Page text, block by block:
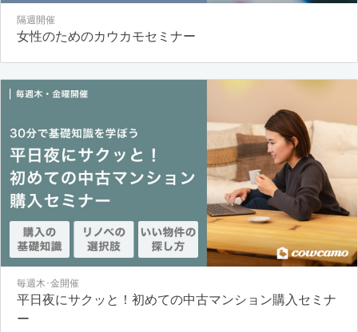
隔週開催
女性のためのカウカモセミナー
毎週木･金開催
平日夜にサクッと！初めての中古マンション購入セミナ
ー